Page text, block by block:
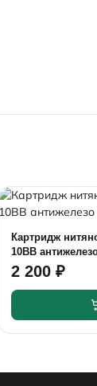
Картридж
10BB
2 200 ₽